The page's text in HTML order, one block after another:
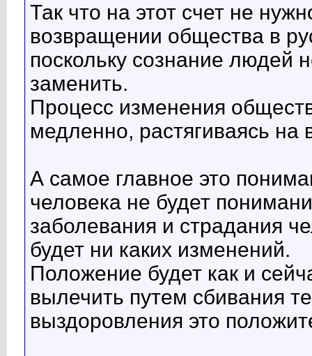
Так что на этот счет не
возвращении общества в
поскольку сознание людей
заменить.
Процесс изменения
медленно, растягиваясь на
А самое главное это
человека не будет
заболевания и страдания
будет ни каких изменений.
Положение будет как и
вылечить путем сбивания
выздоровления это